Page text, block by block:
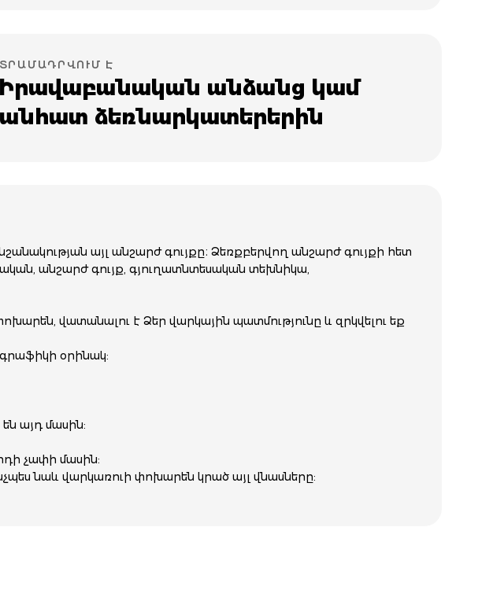
ՏՐԱՄԱԴՐՎՈՒՄ Է
Իրավաբանական անձանց կամ
անհատ ձեռնարկատերերին
այլ անշարժ գույքը։ Ձեռքբերվող անշարժ գույքի հետ
անշարժ գույք, գյուղատնտեսական տեխնիկա,
վատանալու է Ձեր վարկային պատմությունը և զրկվելու եք
օրինակ:
այդ մասին:
չափի մասին:
նաև վարկառուի փոխարեն կրած այլ վնասները: